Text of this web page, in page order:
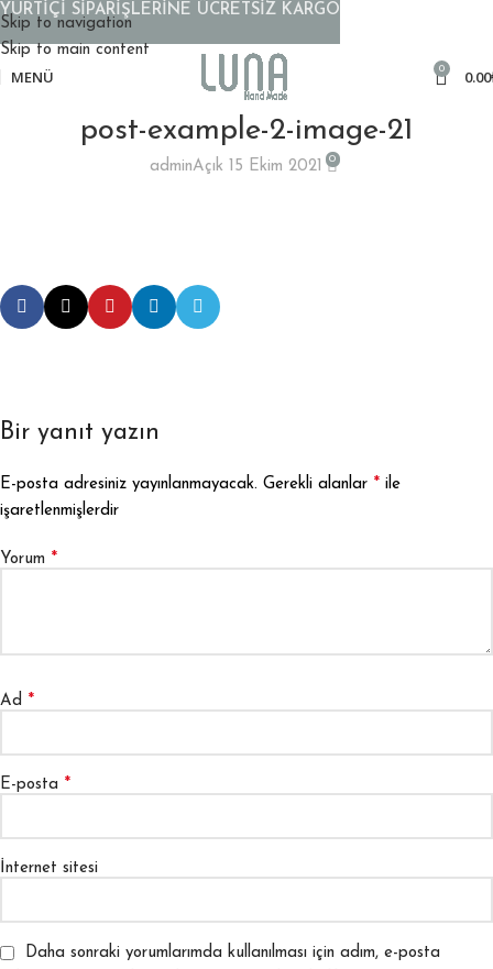
Skip to navigation
Skip to main content
MENÜ 0 0.00
post-example-2-image-21
adminAçık 15 Ekim 2021 0
Bir yanıt yazın
E-posta adresiniz yayınlanmayacak. Gerekli alanlar * ile
işaretlenmişlerdir
Yorum *
Ad *
E-posta *
İnternet sitesi
Daha sonraki yorumlarımda kullanılması için adım, e-posta
YURTİÇİ SİPARİŞLERİNE ÜCRETSİZ KARGO